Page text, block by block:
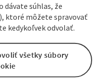
dávate súhlas, že
ktoré môžete spravovať
kedykoľvek odvolať.
všetky súbory